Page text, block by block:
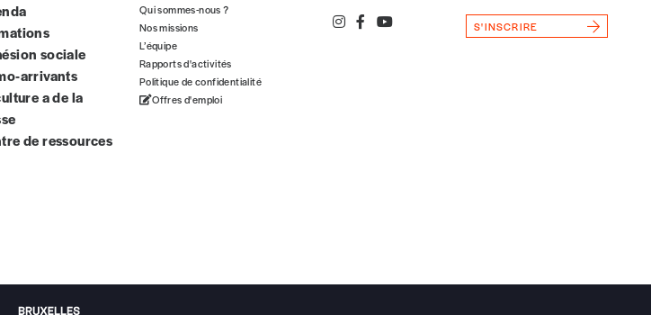
sociale
arrivants
a de la
de ressources
Qui sommes-nous ?
Nos missions
L’équipe
Rapports d'activités
Politique de confidentialité
Offres d'emploi
S'INSCRIRE